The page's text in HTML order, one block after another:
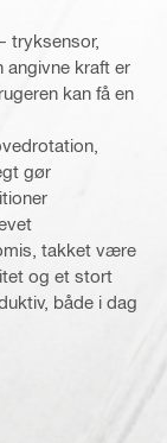
tryksensor,
kraft er
kan få en
gør
takket være
og et stort
både i dag